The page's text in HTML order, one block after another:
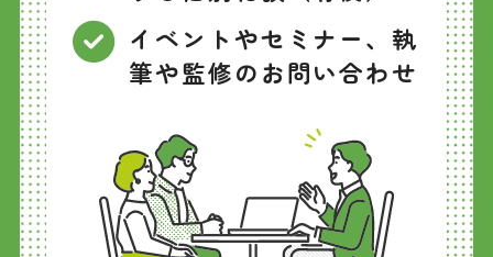
イベントやセミナー、執
筆や監修のお問い合わせ